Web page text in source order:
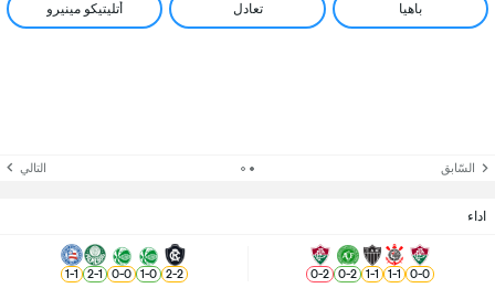
باهيا تعادل أتليتيكو مينيرو
السّابق التالي
اداء
0
-
0
1
-
1
1
-
1
2
-
0
2
-
0
2
-
2
0
-
1
0
-
0
1
-
2
1
-
1